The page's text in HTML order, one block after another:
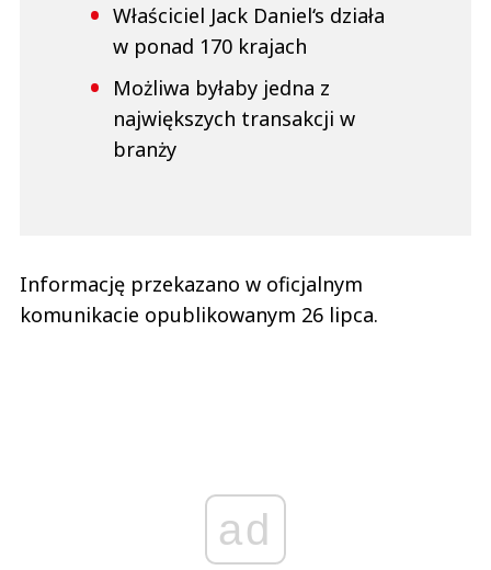
Właściciel Jack Daniel‘s działa
w ponad 170 krajach
Możliwa byłaby jedna z
największych transakcji w
branży
Informację przekazano w oficjalnym
komunikacie opublikowanym 26 lipca.
ad